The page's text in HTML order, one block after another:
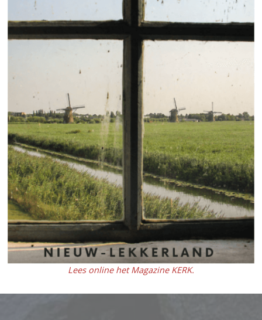
Lees online het Magazine KERK.